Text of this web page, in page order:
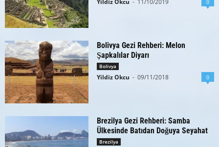
Yildiz Okcu - 11/10/2019 0
Bolivya Gezi Rehberi: Melon
Şapkalılar Diyarı
Bolivya
Yildiz Okcu - 09/11/2018 0
Brezilya Gezi Rehberi: Samba
Ülkesinde Batıdan Doğuya Seyahat
Brezilya